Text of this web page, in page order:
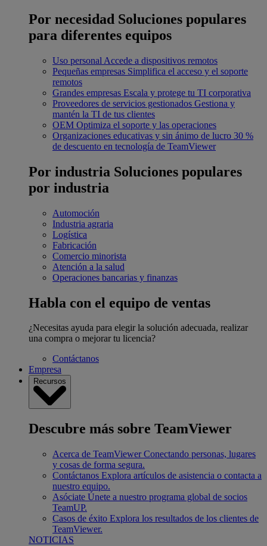
Por necesidad Soluciones populares
para diferentes equipos
Uso personal Accede a dispositivos remotos
Pequeñas empresas Simplifica el acceso y el soporte
remotos
Grandes empresas Escala y protege tu TI corporativa
Proveedores de servicios gestionados Gestiona y
mantén la TI de tus clientes
OEM Optimiza el soporte y las operaciones
Organizaciones educativas y sin ánimo de lucro 30 %
de descuento en tecnología de TeamViewer
Por industria Soluciones populares
por industria
Automoción
Industria agraria
Logística
Fabricación
Comercio minorista
Atención a la salud
Operaciones bancarias y finanzas
Habla con el equipo de ventas
¿Necesitas ayuda para elegir la solución adecuada, realizar
una compra o mejorar tu licencia?
Contáctanos
Empresa
Recursos
Descubre más sobre TeamViewer
Acerca de TeamViewer Conectando personas, lugares
y cosas de forma segura.
Contáctanos Explora artículos de asistencia o contacta a
nuestro equipo.
Asóciate Únete a nuestro programa global de socios
TeamUP.
Casos de éxito Explora los resultados de los clientes de
TeamViewer.
NOTICIAS